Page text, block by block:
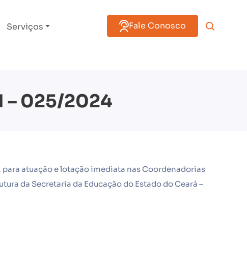
Serviços Fale Conosco
– 025/2024
para atuação e lotação imediata nas Coordenadorias
da Secretaria da Educação do Estado do Ceará –